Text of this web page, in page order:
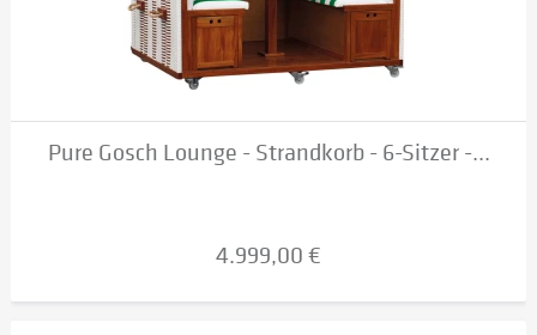
Pure Gosch Lounge - Strandkorb - 6-Sitzer -...
4.999,00 €